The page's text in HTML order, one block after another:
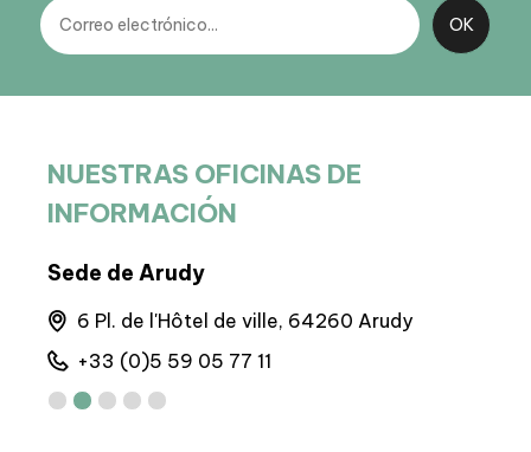
NUESTRAS OFICINAS DE
INFORMACIÓN
Sede de Arudy
6 Pl. de l'Hôtel de ville, 64260 Arudy
+33 (0)5 59 05 77 11